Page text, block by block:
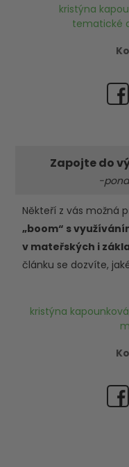
kristýna
tematické
Zapojte do
-
Někteří z vás možná
„boom“ s
v mateřských i
článku se dozvíte,
kristýna kapounková